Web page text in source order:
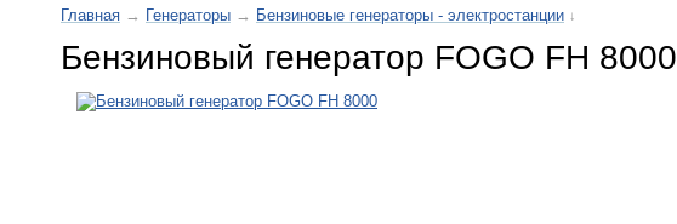
Главная → Генераторы → Бензиновые генераторы - электростанции ↓
Бензиновый генератор FOGO FH 8000